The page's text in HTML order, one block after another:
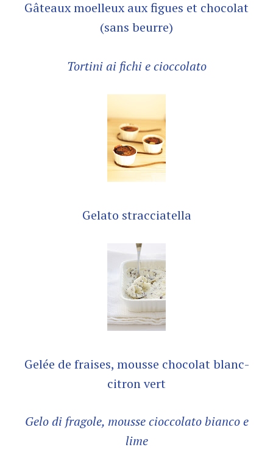
Gâteaux moelleux aux figues et chocolat
(sans beurre)
Tortini ai fichi e cioccolato
Gelato stracciatella
Gelée de fraises, mousse chocolat blanc-
citron vert
Gelo di fragole, mousse cioccolato bianco e
lime